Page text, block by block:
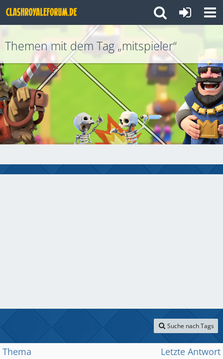
Themen mit dem Tag „mitspieler“
Suche nach Tags
Thema Letzte Antwort